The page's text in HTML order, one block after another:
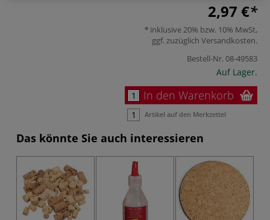
2,97 €
inklusive 20% bzw. 10% MwSt,
ggf. zuzüglich Versandkosten.
Bestell-Nr.08-49583
Auf Lager.
In den Warenkorb
Artikel auf den Merkzettel
Das könnte Sie auch interessieren